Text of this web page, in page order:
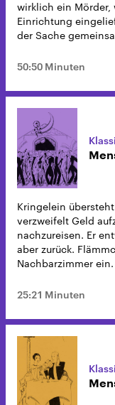
wirklich ein Mörder,
Einrichtung
der Sache
50:50 Minuten
Kringelein
verzweifelt Geld
nachzureisen. Er
aber zurück.
Nachbarzimmer ein.
25:21 Minuten